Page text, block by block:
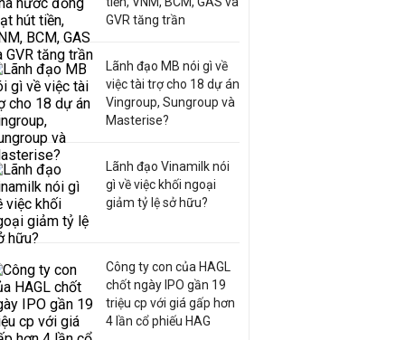
GVR tăng trần
Lãnh đạo MB nói gì về
việc tài trợ cho 18 dự án
Vingroup, Sungroup và
Masterise?
Lãnh đạo Vinamilk nói
gì về việc khối ngoại
giảm tỷ lệ sở hữu?
Công ty con của HAGL
chốt ngày IPO gần 19
triệu cp với giá gấp hơn
4 lần cổ phiếu HAG